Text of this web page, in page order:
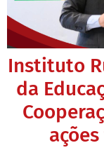
Instituto
da